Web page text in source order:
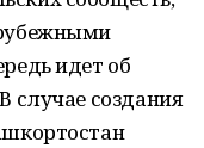
идет об
случае создания